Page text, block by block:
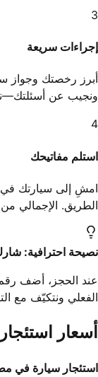
3
إجراءات سريعة
أبرز رخصتك وجواز
ونجيب عن أسئلتك—نحو 5
4
استلم مفاتيحك
امشِ إلى سيارتك
الطريق. الإجمالي من الوصول:
نصيحة احترافية:
عند الحجز، أضف
الفعلي ونتكيّف مع
أسعار
استئجار سيارة في